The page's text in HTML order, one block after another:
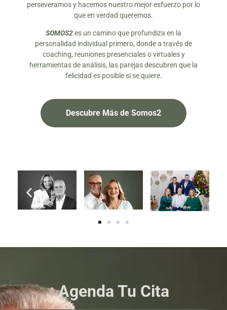
perseveramos y hacemos nuestro mejor esfuerzo por lo
que en verdad queremos.
SOMOS2es un camino que profundiza en la
personalidad individual primero, donde a través de
coaching, reuniones presenciales o virtuales y
herramientas de análisis, las parejas descubren que la
felicidad es posible si se quiere.
Descubre Más de Somos2
Agenda Tu Cita